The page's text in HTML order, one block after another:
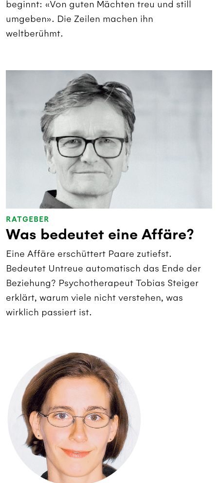
beginnt: «Von guten Mächten treu und still
umgeben». Die Zeilen machen ihn
weltberühmt.
RATGEBER
Was bedeutet eine Affäre?
Eine Affäre erschüttert Paare zutiefst.
Bedeutet Untreue automatisch das Ende der
Beziehung? Psychotherapeut Tobias Steiger
erklärt, warum viele nicht verstehen, was
wirklich passiert ist.